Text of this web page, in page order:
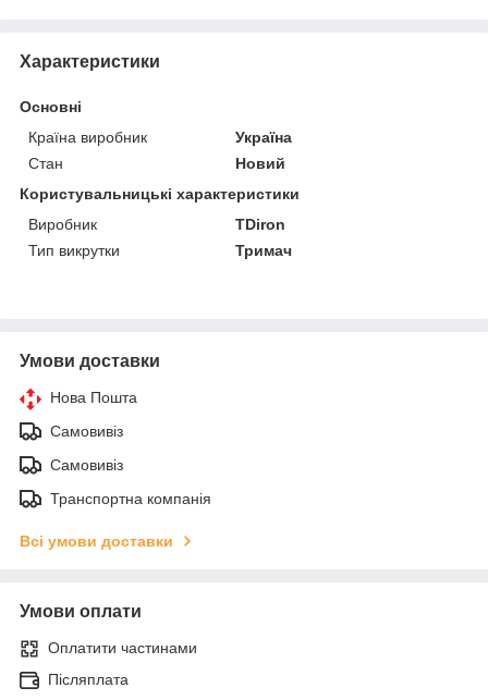
Характеристики
Основні
Країна виробник
Україна
Стан
Новий
Користувальницькі характеристики
Виробник
TDiron
Тип викрутки
Тримач
Умови доставки
Нова Пошта
Самовивіз
Самовивіз
Транспортна компанія
Всі умови доставки
Умови оплати
Оплатити частинами
Післяплата